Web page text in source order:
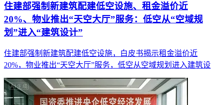
住建部强制新建筑配建低空设施、租金溢价近
20%、物业推出“天空大厅”服务：低空从“空域规
划”进入“建筑设计”
住建部强制新建筑配建低空设施，白皮书揭示租金溢价近
20%，物业推出“天空大厅”服务，低空从空域规划进入建筑设